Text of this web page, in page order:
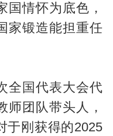
国情怀为底色，
家锻造能担重任
全国代表大会代
师团队带头人，
于刚获得的2025